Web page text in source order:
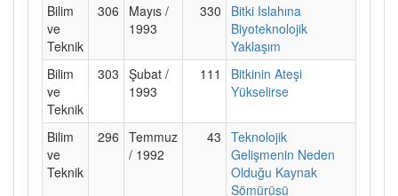
Bilim
ve
Teknik
306
Mayıs /
1993
330
Bitki Islahına
Biyoteknolojik
Yaklaşım
Bilim
ve
Teknik
303 Şubat /
1993
111
Bitkinin Ateşi
Yükselirse
Bilim
ve
Teknik
296 Temmuz
/ 1992
43 Teknolojik
Gelişmenin Neden
Olduğu Kaynak
Sömürüsü